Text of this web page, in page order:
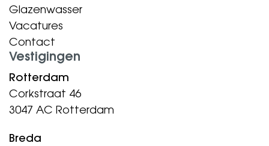
Glazenwasser
Vacatures
Contact
Vestigingen
Rotterdam
Corkstraat 46
3047 AC Rotterdam
Breda